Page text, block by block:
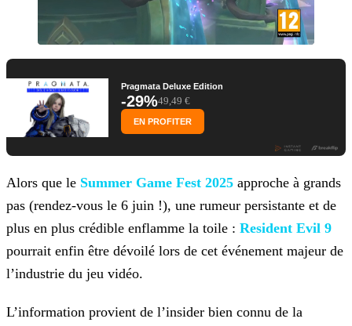
Pragmata Deluxe Edition
-29%49,49 €
EN PROFITER
Alors que le Summer Game Fest 2025 approche à grands
pas (rendez-vous le 6 juin !), une rumeur persistante et de
plus en plus crédible enflamme la toile : Resident Evil 9
pourrait enfin être dévoilé lors de cet événement majeur de
l’industrie du jeu vidéo.
L’information provient de l’insider bien connu de la